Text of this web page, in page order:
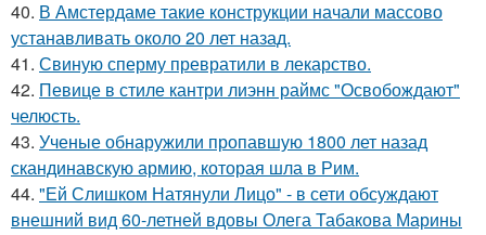
40. В Амстердаме такие конструкции начали массово
устанавливать около 20 лет назад.
41. Свиную сперму превратили в лекарство.
42. Певице в стиле кантри лиэнн раймс "Освобождают"
челюсть.
43. Ученые обнаружили пропавшую 1800 лет назад
скандинавскую армию, которая шла в Рим.
44. "Ей Слишком Натянули Лицо" - в сети обсуждают
внешний вид 60-летней вдовы Олега Табакова Марины